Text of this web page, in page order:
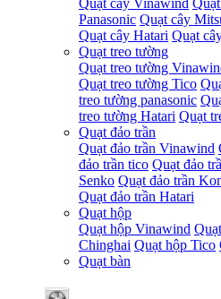
Quạt cây Vinawind
Panasonic Quạt cây
Quạt cây Hatari Quạt
Quạt treo tường
Quạt treo tường
Quạt treo tường Tico
treo tường panasonic
treo tường Hatari Quạt
Quạt đảo trần
Quạt đảo trần Vinawind
đảo trần tico Quạt đảo
Senko Quạt đảo trần
Quạt đảo trần Hatari
Quạt hộp
Quạt hộp Vinawind
Chinghai Quạt hộp Tico
Quạt bàn